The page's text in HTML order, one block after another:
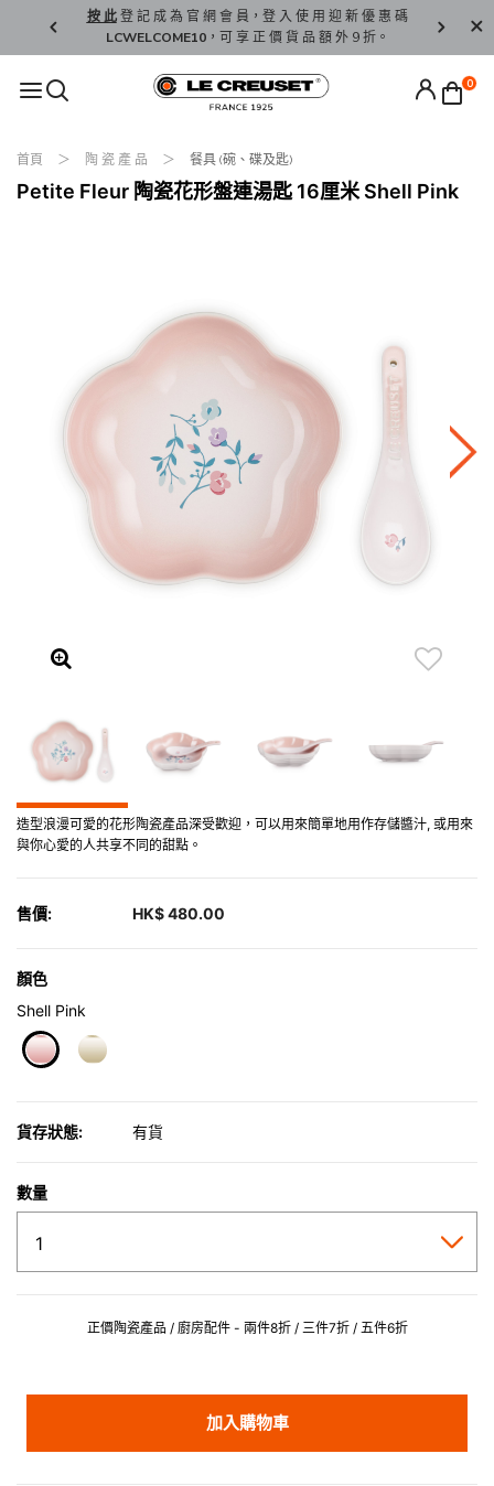
按 此登 記 成 為 官 網 會 員，登 入 使 用 迎 新 優 惠 碼
LCWELCOME10，可 享 正 價 貨 品 額 外 9 折。
香 港 / 澳
0
首頁 陶 瓷 產 品 餐具 (碗、碟及匙)
Petite Fleur 陶瓷花形盤連湯匙 16厘米 Shell Pink
造型浪漫可愛的花形陶瓷產品深受歡迎，可以用來簡單地用作存儲醬汁, 或用來
與你心愛的人共享不同的甜點。
售價: HK$ 480.00
顏色
Shell Pink
貨存狀態: 有貨
數量
正價陶瓷產品 / 廚房配件 - 兩件8折 / 三件7折 / 五件6折
加入購物車